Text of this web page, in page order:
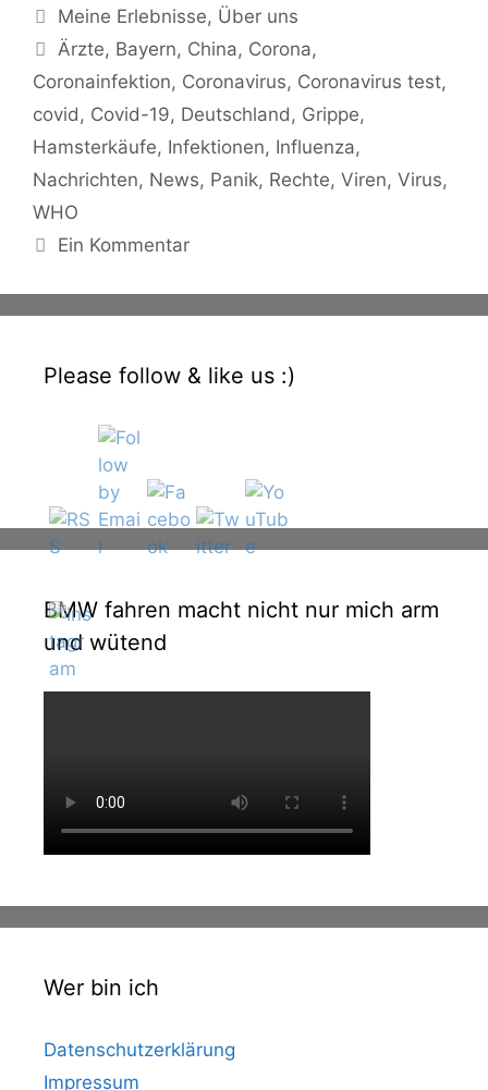
Kategorien
Meine Erlebnisse, Über uns
Schlagwörter
Ärzte, Bayern, China, Corona,
Coronainfektion, Coronavirus, Coronavirus test,
covid, Covid-19, Deutschland, Grippe,
Hamsterkäufe, Infektionen, Influenza,
Nachrichten, News, Panik, Rechte, Viren, Virus,
WHO
Ein Kommentar
Please follow & like us :)
BMW fahren macht nicht nur mich arm
und wütend
Wer bin ich
Datenschutzerklärung
Impressum